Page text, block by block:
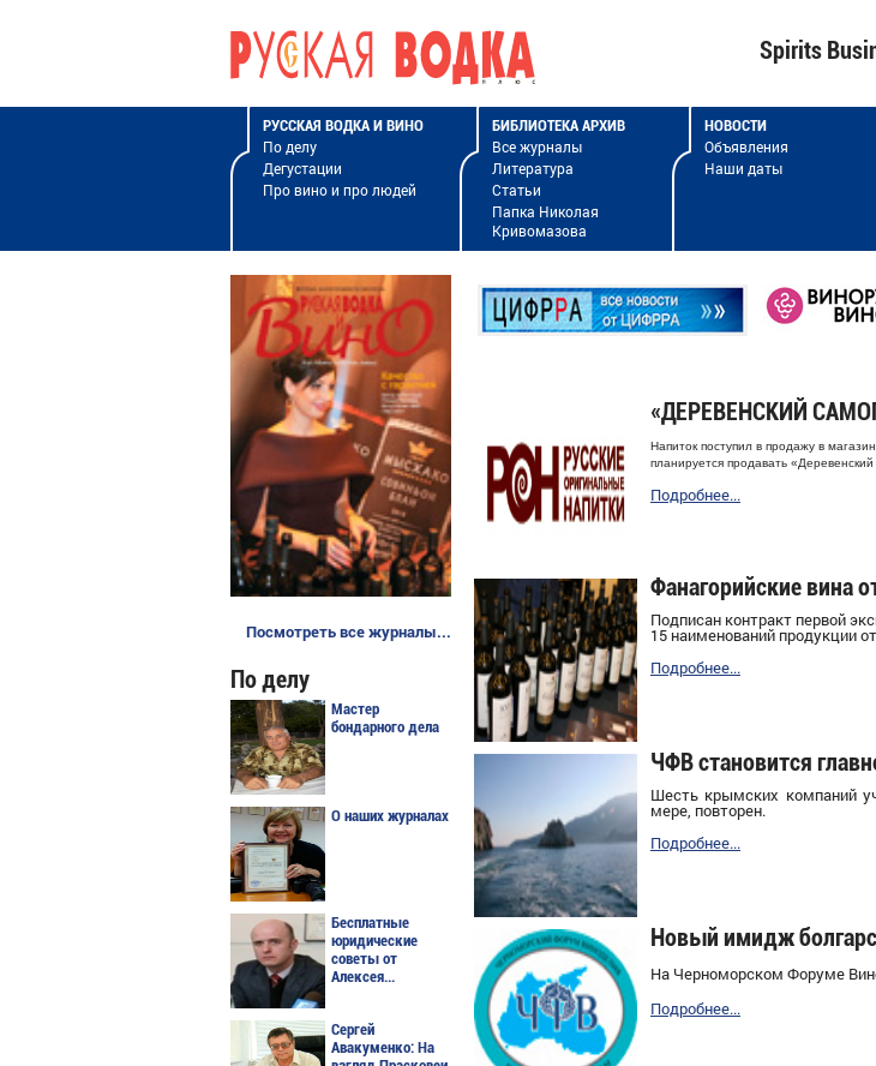
Spirits
РУССКАЯ ВОДКА И ВИНО
По делу
Дегустации
Про вино и про людей
БИБЛИОТЕКА АРХИВ
Все журналы
Литература
Статьи
Папка Николая
Кривомазова
НОВОСТИ
Объявления
Наши даты
Посмотреть все журналы...
По делу
Мастер
бондарного дела
О наших журналах
Бесплатные
юридические
советы от
Алексея...
Сергей
Авакуменко: На
«ДЕРЕВЕНСКИЙ
Напиток поступил в продажу в
планируется продавать «
Подробнее...
Фанагорийские вина
Подписан контракт первой
15 наименований продукции
Подробнее...
ЧФВ становится
Шесть крымских компаний
мере, повторен.
Подробнее...
Новый имидж
На Черноморском Форуме
Подробнее...